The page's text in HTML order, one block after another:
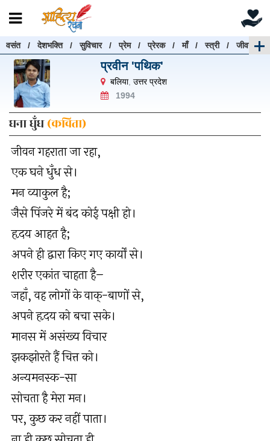
वसंत/देशभक्ति/सुविचार/प्रेम/प्रेरक/माँ/स्त्री/जीवन
प्रवीन 'पथिक'
बलिया, उत्तर प्रदेश
1994
घना धुँध(कविता)
जीवन गहराता जा रहा,
एक घने धुँध से।
मन व्याकुल है;
जैसे पिंजरे में बंद कोई पक्षी हो।
हृदय आहत है;
अपने ही द्वारा किए गए कार्यों से।
शरीर एकांत चाहता है–
जहाॅं, वह लोगों के वाक्-बाणों से,
अपने हृदय को बचा सके।
मानस में असंख्य विचार
झकझोरते हैं चित्त को।
अन्यमनस्क-सा
सोचता है मेरा मन।
पर, कुछ कर नहीं पाता।
रचनाएँ खोजें
रचनाएँ खोजने के लिए नीचे दी गई बॉक्स में हिन्दी में लिखें और
"खोजें" बटन पर क्लिक करें